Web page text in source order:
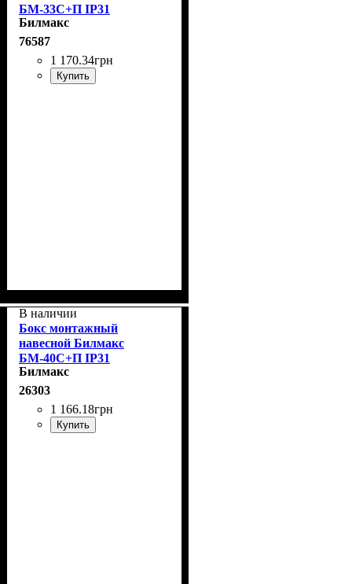
БМ-33С+П IP31
Билмакс
76587
1 170.34грн
Купить
В наличии
Бокс монтажный
навесной Билмакс
БМ-40С+П IP31
Билмакс
26303
1 166.18грн
Купить